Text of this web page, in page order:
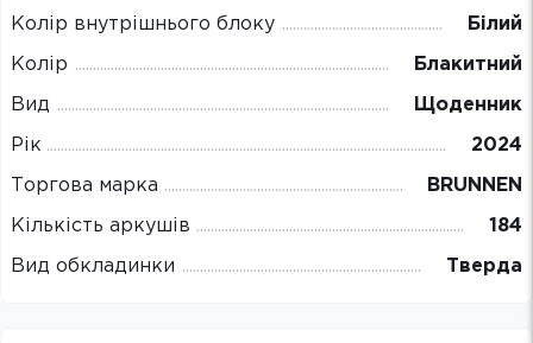
Колір внутрішнього блоку Білий
Колір Блакитний
Вид Щоденник
Рік 2024
Торгова марка BRUNNEN
Кількість аркушів 184
Вид обкладинки Тверда